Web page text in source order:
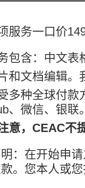
服务一口价
包含：中文表
和文档编辑。
多种全球付款
、微信、 银联。
意，CEAC不
：在开始申
。您本人或